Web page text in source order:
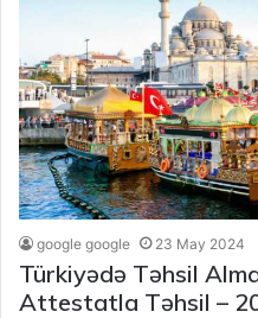
google google 23 May 2024
Türkiyədə Təhsil
Attestatla Təhsil –